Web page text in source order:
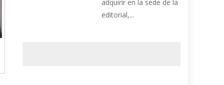
adquirir en la sede de la
editorial,...